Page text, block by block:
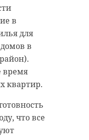
в
для
в
время
квартир.
что все
и
В
памятную
и
в
44-
23-
по